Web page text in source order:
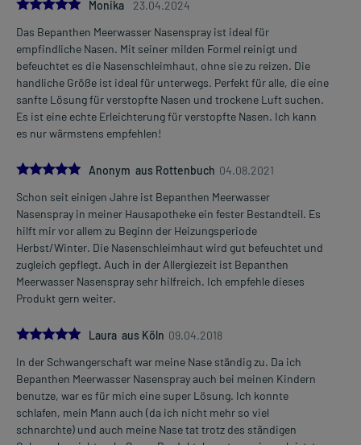
5.0
Monika
23.04.2024
Das Bepanthen Meerwasser Nasenspray ist ideal für
empfindliche Nasen. Mit seiner milden Formel reinigt und
befeuchtet es die Nasenschleimhaut, ohne sie zu reizen. Die
handliche Größe ist ideal für unterwegs. Perfekt für alle, die eine
sanfte Lösung für verstopfte Nasen und trockene Luft suchen.
Es ist eine echte Erleichterung für verstopfte Nasen. Ich kann
es nur wärmstens empfehlen!
5.0Anonym aus Rottenbuch 04.08.2021
Schon seit einigen Jahre ist Bepanthen Meerwasser
Nasenspray in meiner Hausapotheke ein fester Bestandteil. Es
hilft mir vor allem zu Beginn der Heizungsperiode
Herbst/Winter. Die Nasenschleimhaut wird gut befeuchtet und
zugleich gepflegt. Auch in der Allergiezeit ist Bepanthen
Meerwasser Nasenspray sehr hilfreich. Ich empfehle dieses
Produkt gern weiter.
5.0Laura aus Köln 09.04.2018
In der Schwangerschaft war meine Nase ständig zu. Da ich
Bepanthen Meerwasser Nasenspray auch bei meinen Kindern
benutze, war es für mich eine super Lösung. Ich konnte
schlafen, mein Mann auch (da ich nicht mehr so viel
schnarchte) und auch meine Nase tat trotz des ständigen